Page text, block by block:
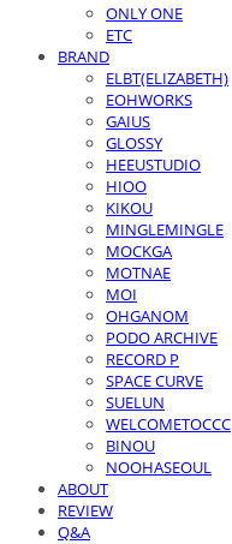
ONLY ONE
ETC
BRAND
ELBT(ELIZABETH)
EOHWORKS
GAIUS
GLOSSY
HEEUSTUDIO
HIOO
KIKOU
MINGLEMINGLE
MOCKGA
MOTNAE
MOI
OHGANOM
PODO ARCHIVE
RECORD P
SPACE CURVE
SUELUN
WELCOMETOCCC
BINOU
NOOHASEOUL
ABOUT
REVIEW
Q&A